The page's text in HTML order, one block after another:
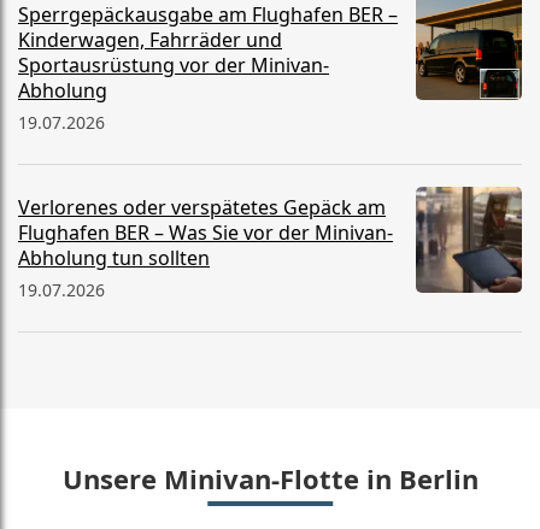
Sperrgepäckausgabe am Flughafen BER –
Kinderwagen, Fahrräder und
Sportausrüstung vor der Minivan-
Abholung
19.07.2026
Verlorenes oder verspätetes Gepäck am
Flughafen BER – Was Sie vor der Minivan-
Abholung tun sollten
19.07.2026
Unsere Minivan-Flotte in Berlin